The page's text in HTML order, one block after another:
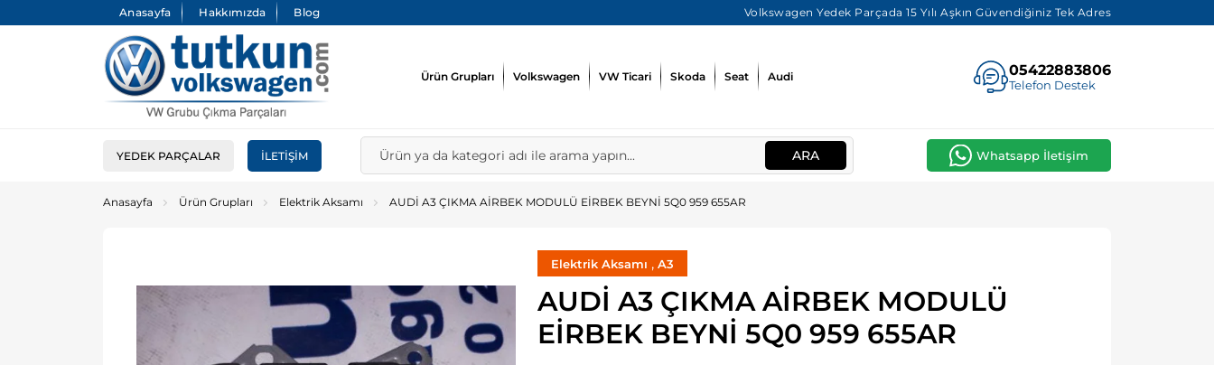
Anasayfa Hakkımızda Blog Volkswagen Yedek Parçada 15 Yılı Aşkın Güvendiğiniz Tek Adres
Ürün Grupları Volkswagen VW Ticari Skoda Seat Audi 05422883806
Telefon Destek
YEDEK PARÇALAR İLETIŞIM ARA Whatsapp İletişim
Anasayfa Ürün Grupları Elektrik Aksamı AUDİ A3 ÇIKMA AİRBEK MODULÜ EİRBEK BEYNİ 5Q0 959 655AR
Elektrik Aksamı ,A3
AUDİ A3 ÇIKMA AİRBEK MODULÜ
EİRBEK BEYNİ 5Q0 959 655AR